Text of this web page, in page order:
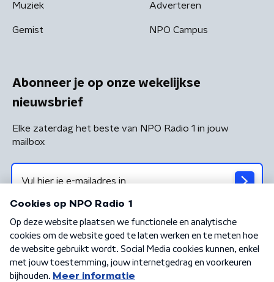
Muziek
Gemist
Adverteren
NPO Campus
Abonneer je op onze wekelijkse
nieuwsbrief
Elke zaterdag het beste van NPO Radio 1 in jouw
mailbox
Algemene voorwaarden Privacybeleid